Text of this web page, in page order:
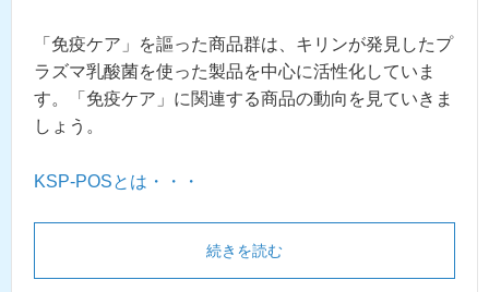
「免疫ケア」を謳った商品群は、キリンが発見したプ
ラズマ乳酸菌を使った製品を中心に活性化していま
す。「免疫ケア」に関連する商品の動向を見ていきま
しょう。
KSP-POSとは・・・
続きを読む